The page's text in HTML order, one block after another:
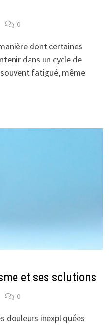
0
dont certaines
dans un cycle de
fatigué, même
et ses solutions
0
douleurs inexpliquées